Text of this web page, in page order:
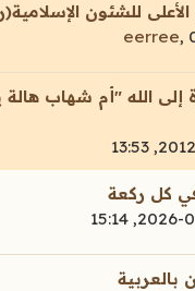
للشئون
eerree,
الله "أم شهاب هالة
كل ركعة
بالعربية